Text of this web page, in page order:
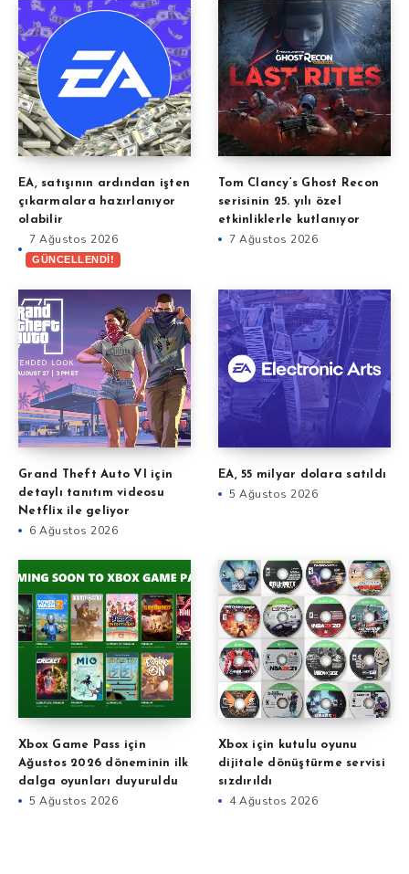
EA, satışının ardından işten
çıkarmalara hazırlanıyor
olabilir
7 Ağustos 2026
GÜNCELLENDİ!
Tom Clancy’s Ghost Recon
serisinin 25. yılı özel
etkinliklerle kutlanıyor
7 Ağustos 2026
Grand Theft Auto VI için
detaylı tanıtım videosu
Netflix ile geliyor
6 Ağustos 2026
EA, 55 milyar dolara satıldı
5 Ağustos 2026
Xbox Game Pass için
Ağustos 2026 döneminin ilk
dalga oyunları duyuruldu
5 Ağustos 2026
Xbox için kutulu oyunu
dijitale dönüştürme servisi
sızdırıldı
4 Ağustos 2026